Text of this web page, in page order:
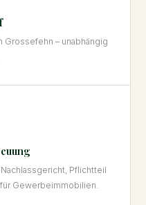
– unabhängig
Pflichtteil
Gewerbeimmobilien.